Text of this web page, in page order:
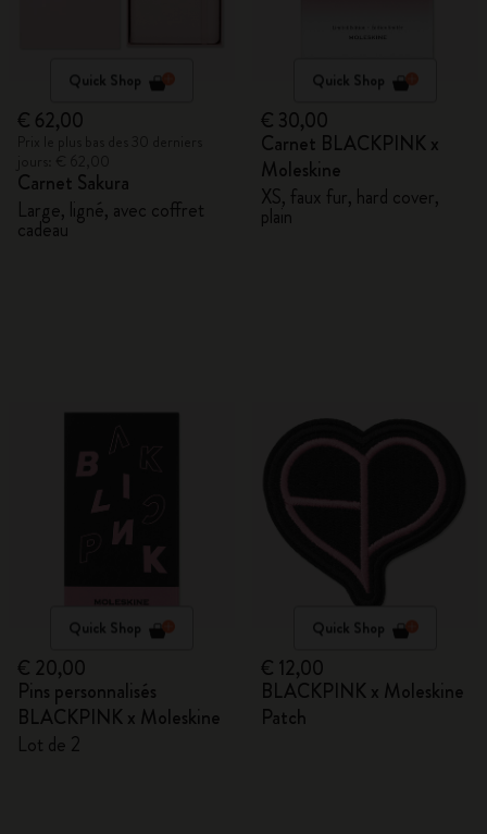
Quick Shop
€ 62,00
Carnet Sakura
Large, ligné, avec coffret
cadeau
Quick Shop
€ 30,00
Carnet BLACKPINK x
Moleskine
XS, faux fur, hard cover,
plain
Quick Shop
€ 20,00
Pins personnalisés
BLACKPINK x Moleskine
Lot de 2
Quick Shop
€ 12,00
BLACKPINK x Moleskine
Patch